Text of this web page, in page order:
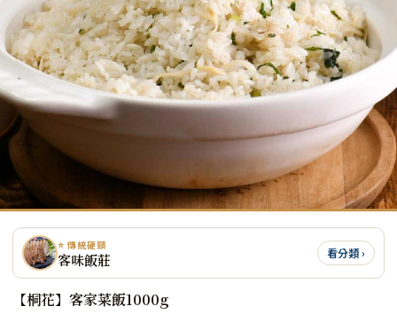
⭐ 傳統硬頸
客味飯莊 看分類 ›
【桐花】客家菜飯1000g